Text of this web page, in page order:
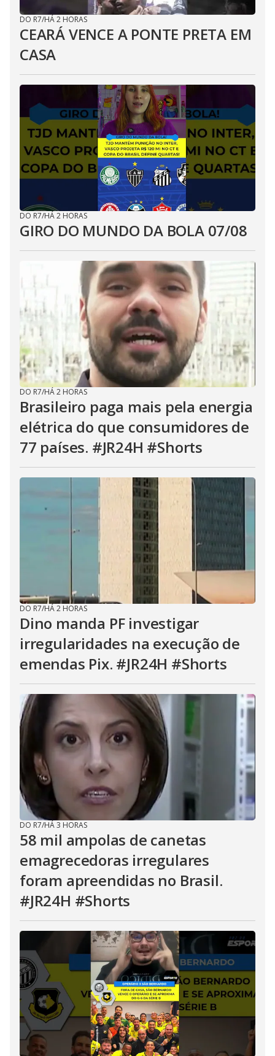
DO R7/HÁ 2 HORAS
CEARÁ VENCE A PONTE PRETA EM
CASA
DO R7/HÁ 2 HORAS
GIRO DO MUNDO DA BOLA 07/08
DO R7/HÁ 2 HORAS
Brasileiro paga mais pela energia
elétrica do que consumidores de
77 países. #JR24H #Shorts
DO R7/HÁ 2 HORAS
Dino manda PF investigar
irregularidades na execução de
emendas Pix. #JR24H #Shorts
DO R7/HÁ 3 HORAS
58 mil ampolas de canetas
emagrecedoras irregulares
foram apreendidas no Brasil.
#JR24H #Shorts